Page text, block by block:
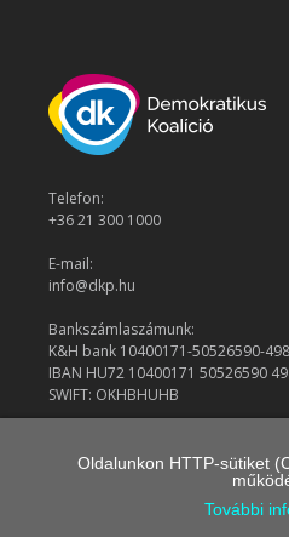
Telefon:
+36 21 300 1000
E-mail:
info@dkp.hu
Bankszámlaszámunk:
K&H bank 10400171-50526590-
IBAN HU72 10400171 50526590
SWIFT: OKHBHUHB
© 2026
Oldalunkon HTTP-sütiket
További